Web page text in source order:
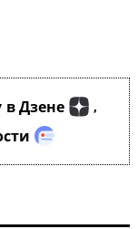
в Дзене ,